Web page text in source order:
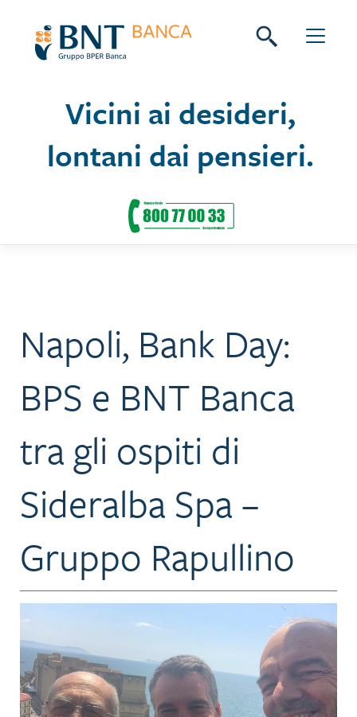
Vicini ai desideri,
lontani dai pensieri.
Seguici su:
Napoli, Bank Day:
BPS e BNT Banca
tra gli ospiti di
Sideralba Spa –
Gruppo Rapullino